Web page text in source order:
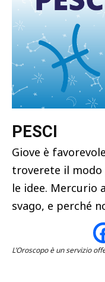
PESCI
Giove è
troverete il
le idee. Mercurio
svago, e perché
L’Oroscopo è un servizio